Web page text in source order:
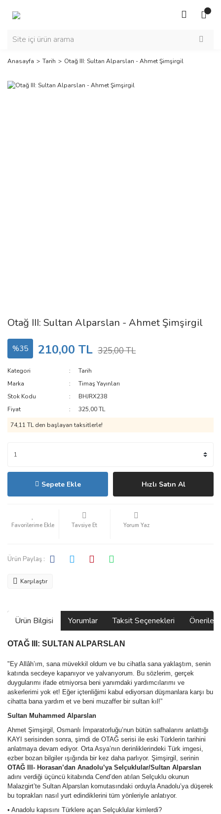
Anasayfa Tarih Otağ III: Sultan Alparslan - Ahmet Şimşirgil
Otağ III: Sultan Alparslan - Ahmet Şimşirgil
%35 210,00 TL 325,00 TL
Kategori
Tarih
Marka
Timaş Yayınları
Stok Kodu
BHJRX238
Fiyat
325,00 TL
74,11 TL den başlayan taksitlerle!
Sepete Ekle Hızlı Satın Al
Tavsiye Et Yorum Yaz
Ürün Paylaş :
Karşılaştır
Ürün Bilgisi Yorumlar Taksit Seçenekleri
OTAĞ III: SULTAN ALPARSLAN
"Ey Allâh’ım, sana müvekkil oldum ve bu cihatla sana yaklaştım, senin
katında secdeye kapanıyor ve yalvarıyorum. Bu sözlerim, gerçek
duygularımı ifade etmiyorsa beni yanımdaki yardımcılarımı ve
askerlerimi yok et! Eğer içtenliğimi kabul ediyorsan düşmanlara karşı bu
cihatta bana yardım et ve beni muzaffer bir sultan kıl!”
Sultan Muhammed Alparslan
Ahmet Şimşirgil, Osmanlı İmparatorluğu’nun bütün safhalarını anlattığı
KAYI serisinden sonra, şimdi de OTAĞ serisi ile eski Türklerin tarihini
anlatmaya devam ediyor. Orta Asya’nın derinliklerindeki Türk imgesi,
ezber bozan bilgiler ışığında bir kez daha parlıyor. Şimşirgil, serinin
OTAĞ III- Horasan’dan Anadolu’ya Selçuklular/Sultan Alparslan
adını verdiği üçüncü kitabında Cend’den atılan Selçuklu okunun
Malazgirt’te Sultan Alparslan komutasındaki orduyla Anadolu’ya düşerek
bu toprakları nasıl yurt edindiklerini tüm yönleriyle anlatıyor.
• Anadolu kapısını Türklere açan Selçuklular kimlerdi?